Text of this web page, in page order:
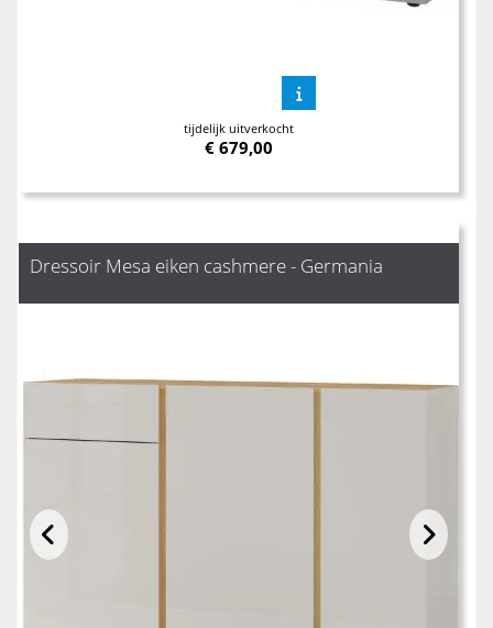
tijdelijk uitverkocht
€ 679,00
Dressoir Mesa eiken cashmere - Germania